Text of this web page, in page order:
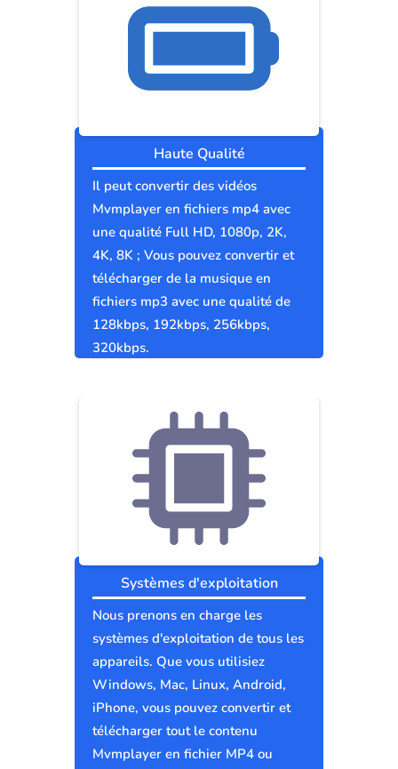
Haute Qualité
Il peut convertir des vidéos
Mvmplayer en fichiers mp4 avec
une qualité Full HD, 1080p, 2K,
4K, 8K ; Vous pouvez convertir et
télécharger de la musique en
fichiers mp3 avec une qualité de
128kbps, 192kbps, 256kbps,
320kbps.
Systèmes d'exploitation
Nous prenons en charge les
systèmes d'exploitation de tous les
appareils. Que vous utilisiez
Windows, Mac, Linux, Android,
iPhone, vous pouvez convertir et
télécharger tout le contenu
Mvmplayer en fichier MP4 ou